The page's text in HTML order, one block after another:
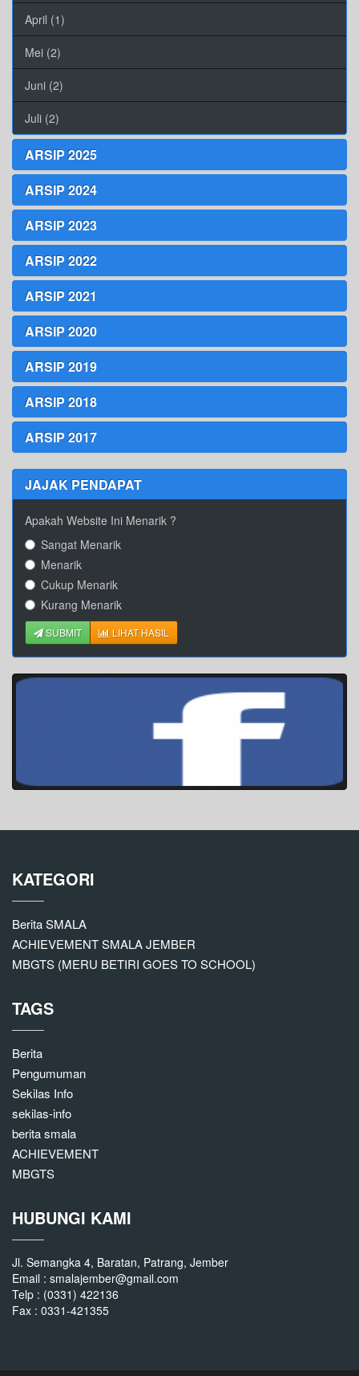
April (1)
Mei (2)
Juni (2)
Juli (2)
ARSIP 2025
ARSIP 2024
ARSIP 2023
ARSIP 2022
ARSIP 2021
ARSIP 2020
ARSIP 2019
ARSIP 2018
ARSIP 2017
JAJAK PENDAPAT
Apakah Website Ini Menarik ?
Sangat Menarik
Menarik
Cukup Menarik
Kurang Menarik
SUBMIT LIHAT HASIL
KATEGORI
Berita SMALA
ACHIEVEMENT SMALA JEMBER
MBGTS (MERU BETIRI GOES TO SCHOOL)
TAGS
Berita
Pengumuman
Sekilas Info
sekilas-info
berita smala
ACHIEVEMENT
MBGTS
HUBUNGI KAMI
Jl. Semangka 4, Baratan, Patrang, Jember
Email : smalajember@gmail.com
Telp : (0331) 422136
Fax : 0331-421355